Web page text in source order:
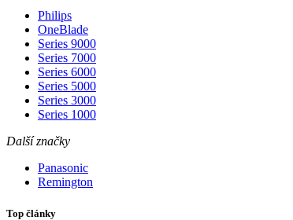
Philips
OneBlade
Series 9000
Series 7000
Series 6000
Series 5000
Series 3000
Series 1000
Další značky
Panasonic
Remington
Top články